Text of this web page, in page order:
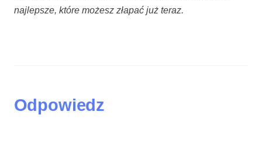
najlepsze, które możesz złapać już teraz.
Odpowiedz